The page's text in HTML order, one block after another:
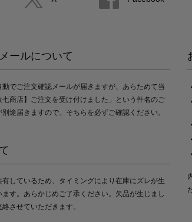
ールについて
動でご注文確認メールが届きますが、あらためて当
七商店】ご注文を受け付けました」という件名のご
途届きますので、そちらを必ずご確認ください。
しているため、タイミングにより在庫にズレが生
ます。あらかじめご了承ください。欠品が生じまし
させていただきます。
・
・
・
・
・